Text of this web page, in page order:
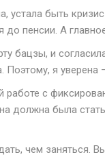
устала быть
до пенсии. А
бацзы, и
Поэтому, я уверена
работе с
должна была
чем заняться.